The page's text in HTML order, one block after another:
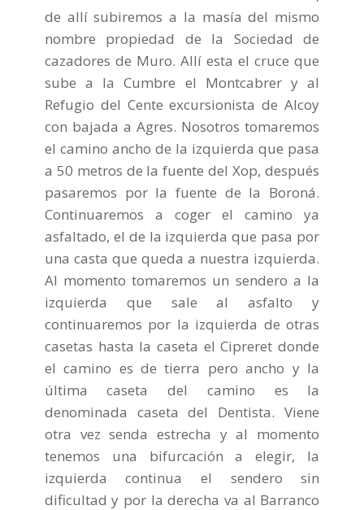
de allí subiremos a la masía del mismo
nombre propiedad de la Sociedad de
cazadores de Muro. Allí esta el cruce que
sube a la Cumbre el Montcabrer y al
Refugio del Cente excursionista de Alcoy
con bajada a Agres. Nosotros tomaremos
el camino ancho de la izquierda que pasa
a 50 metros de la fuente del Xop, después
pasaremos por la fuente de la Boroná.
Continuaremos a coger el camino ya
asfaltado, el de la izquierda que pasa por
una casta que queda a nuestra izquierda.
Al momento tomaremos un sendero a la
izquierda que sale al asfalto y
continuaremos por la izquierda de otras
casetas hasta la caseta el Cipreret donde
el camino es de tierra pero ancho y la
última caseta del camino es la
denominada caseta del Dentista. Viene
otra vez senda estrecha y al momento
tenemos una bifurcación a elegir, la
izquierda continua el sendero sin
dificultad y por la derecha va al Barranco